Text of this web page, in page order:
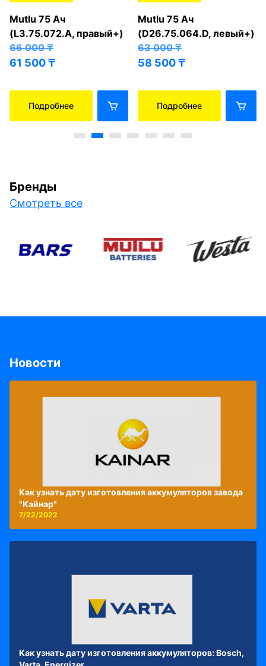
Mutlu 75 Ач
(L3.75.072.A, правый+)
66 000₸
61 500₸
Подробнее
Mutlu 75 Ач
(D26.75.064.D, левый+)
63 000₸
58 500₸
Подробнее
Бренды
Смотреть все
Новости
Как узнать дату изготовления аккумуляторов завода
"Кайнар"
7/22/2022
Как узнать дату изготовления аккумуляторов: Bosch,